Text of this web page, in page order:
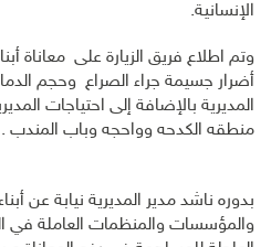
الإنسانية.
وتم اطلاع فريق الزيارة على معاناة
أضرار جسيمة جراء الصراع وحجم
المديرية بالإضافة إلى احتياجات
منطقه الكدحه وواحجه وباب المندب .
بدوره ناشد مدير المديرية نيابة عن
والمؤسسات والمنظمات العاملة في